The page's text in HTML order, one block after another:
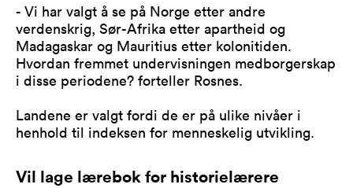
- Vi har valgt å se på Norge etter andre
verdenskrig, Sør-Afrika etter apartheid og
Madagaskar og Mauritius etter kolonitiden.
Hvordan fremmet undervisningen medborgerskap
i disse periodene? forteller Rosnes.
Landene er valgt fordi de er på ulike nivåer i
henhold til indeksen for menneskelig utvikling.
Vil lage lærebok for historielærere